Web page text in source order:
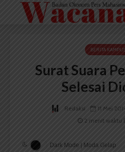
BERITA
Surat Suara
Selesai
Redaksi 11 Mei
2 menit waktu
Dark Mode | Moda Gelap